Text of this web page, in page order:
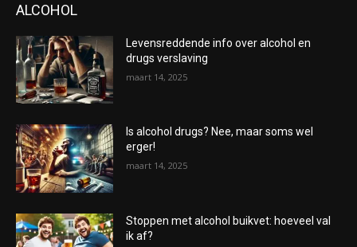
ALCOHOL
Levensreddende info over alcohol en
drugs verslaving
maart 14, 2025
Is alcohol drugs? Nee, maar soms wel
erger!
maart 14, 2025
Stoppen met alcohol buikvet: hoeveel val
ik af?